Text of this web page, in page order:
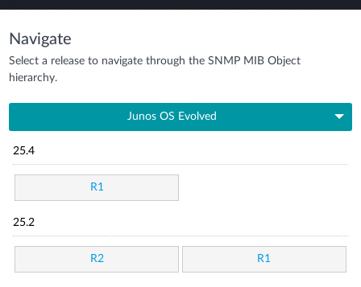
Navigate
Select a release to navigate through the SNMP MIB Object
hierarchy.
Junos OS Evolved
25.4
R1
25.2
R2 R1